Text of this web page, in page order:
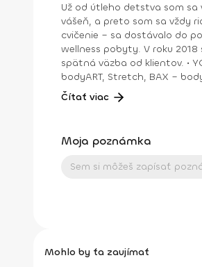
Už od útleho detstva som
vášeň, a preto som sa vždy riadila heslom: ŠPORT je VÁŠEŇ. V bežnom živote
cvičenie – sa dostávalo do
wellness pobyty. V roku 2018 som získala ocenenie od portálu cvicte.sk Fitleader – skupinový tréner nováčik 2018. No oveľa väčším ocenením bola vždy pre mňa pozitívna
spätná väzba od klientov. • YOGA teacher RYT@200 • POWER YOGA inštruktor • Kondičný tréner 1. kv. stupňa • Certifikovaná lektorka skupinových cvičení bodyART Basic,
bodyART, Stretch, BAX – bodyART Cross,
skupina: ŠPORT je VÁŠEŇ
Čítať viac
Moja poznámka
Mohlo by ťa zaujímať